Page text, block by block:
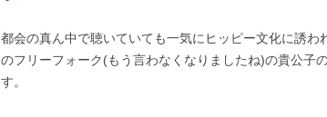
都会の真ん中で聴いていても一気にヒッピー文化に誘
のフリーフォーク(もう言わなくなりましたね)の貴公子
す。